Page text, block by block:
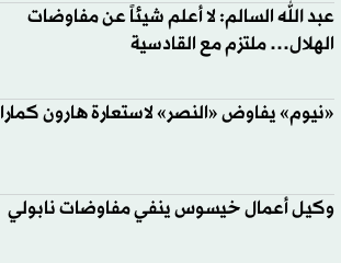
عبد الله السالم: لا أعلم شيئاً عن مفاوضات
الهلال… ملتزم مع القادسية
«نيوم» يفاوض «النصر» لاستعارة هارون كمارا
وكيل أعمال خيسوس ينفي مفاوضات نابولي